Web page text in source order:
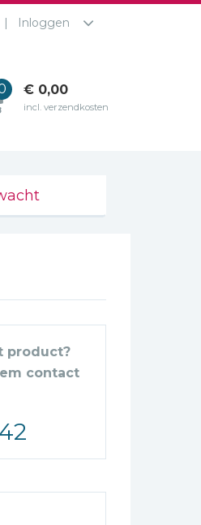
Inloggen
€ 0,00
incl. verzendkosten
product?
contact